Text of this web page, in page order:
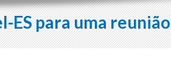
ES para uma reunião